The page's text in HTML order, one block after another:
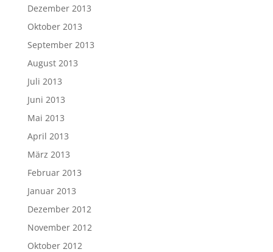
Dezember 2013
Oktober 2013
September 2013
August 2013
Juli 2013
Juni 2013
Mai 2013
April 2013
März 2013
Februar 2013
Januar 2013
Dezember 2012
November 2012
Oktober 2012